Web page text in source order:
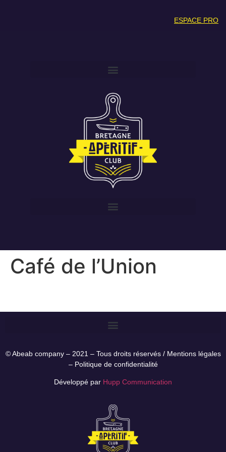
ESPACE PRO
Café de l’Union
© Abeab company – 2021 – Tous droits réservés / Mentions légales
– Politique de confidentialité
Développé par Hupp Communication